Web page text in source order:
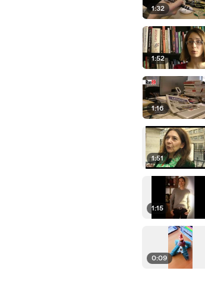
1:32
1:52
1:16
1:51
1:15
0:09